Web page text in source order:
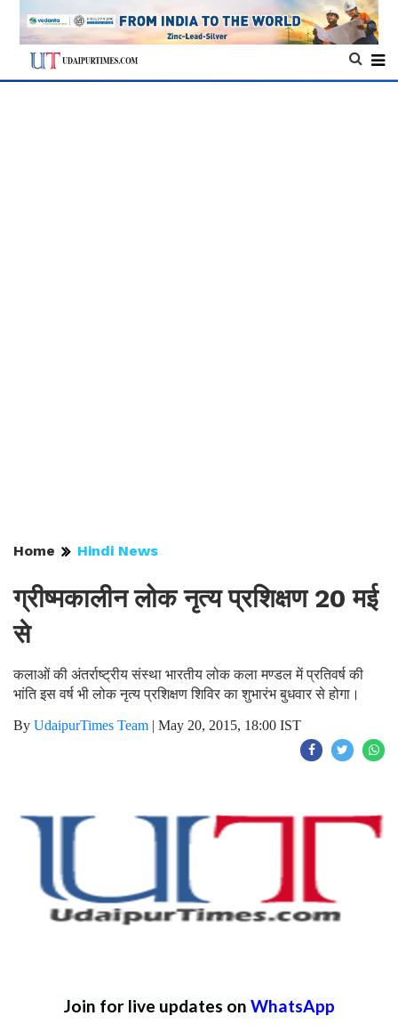
Home Hindi News
ग्रीष्मकालीन लोक नृत्य प्रशिक्षण 20 मई
से
कलाओं की अंतर्राष्ट्रीय संस्था भारतीय लोक कला मण्डल में प्रतिवर्ष की
भांति इस वर्ष भी लोक नृत्य प्रशिक्षण शिविर का शुभारंभ बुधवार से होगा।
By UdaipurTimes Team | May 20, 2015, 18:00 IST
Join for live updates on WhatsApp